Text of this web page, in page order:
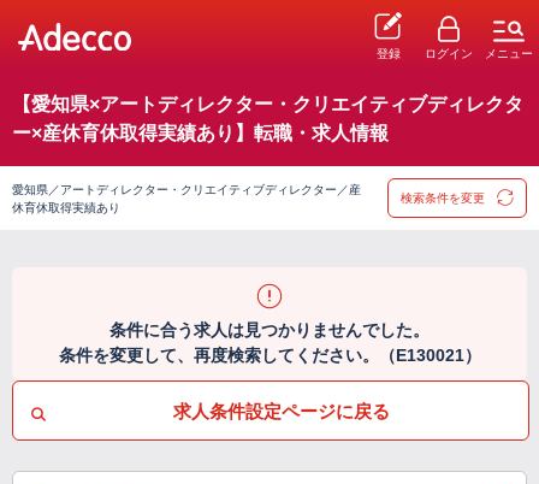
登録 ログイン メニュー
【愛知県×アートディレクター・クリエイティブディレクタ
ー×産休育休取得実績あり】転職・求人情報
愛知県／アートディレクター・クリエイティブディレクター／産
休育休取得実績あり
検索条件を変更
条件に合う求人は見つかりませんでした。
条件を変更して、再度検索してください。（E130021）
求人条件設定ページに戻る